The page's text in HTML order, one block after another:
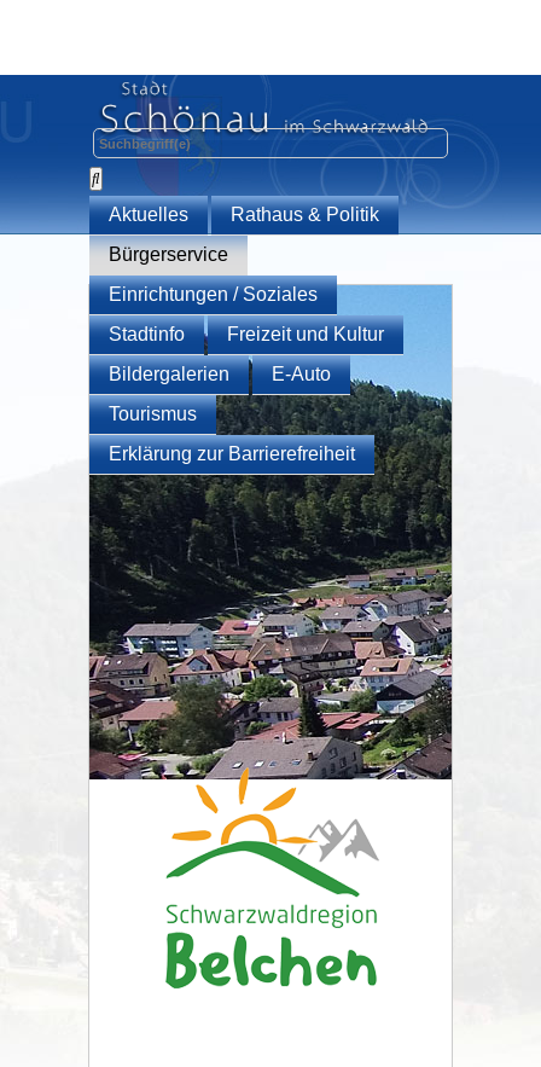
Aktuelles
Rathaus & Politik
Bürgerservice
Einrichtungen / Soziales
Stadtinfo
Freizeit und Kultur
Bildergalerien
E-Auto
Tourismus
Erklärung zur Barrierefreiheit